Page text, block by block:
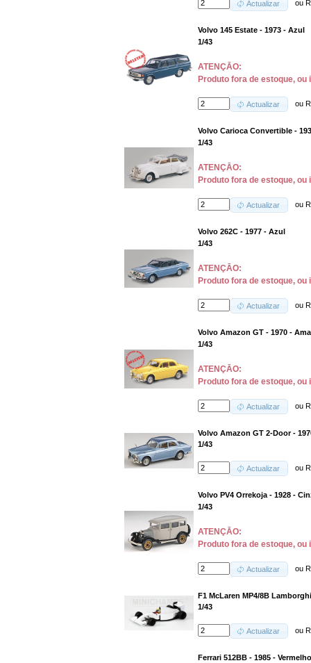
Actualizar ou
Volvo 145 Estate - 1973 - Azul
1/43
ATENÇĀO:
Produto fora de estoque, ou
Actualizar ou
Volvo Carioca Convertible -
1/43
ATENÇĀO:
Produto fora de estoque, ou
Actualizar ou
Volvo 262C - 1977 - Azul
1/43
ATENÇĀO:
Produto fora de estoque, ou
Actualizar ou
Volvo Amazon GT - 1970 -
1/43
ATENÇĀO:
Produto fora de estoque, ou
Actualizar ou
Volvo Amazon GT 2-Door -
1/43
Actualizar ou
Volvo PV4 Orrekoja - 1928 -
1/43
ATENÇĀO:
Produto fora de estoque, ou
Actualizar ou
F1 McLaren MP4/8B
1/43
Actualizar ou
Ferrari 512BB - 1985 - Vermelho